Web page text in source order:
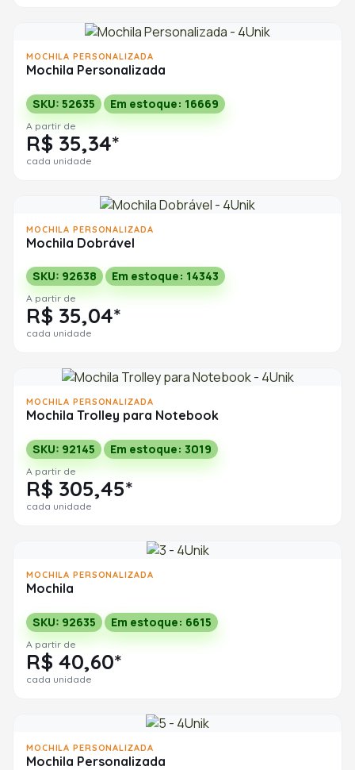
MOCHILA PERSONALIZADA
Mochila Personalizada
SKU: 52635 Em estoque: 16669
A partir de
R$ 35,34*
cada unidade
MOCHILA PERSONALIZADA
Mochila Dobrável
SKU: 92638 Em estoque: 14343
A partir de
R$ 35,04*
cada unidade
MOCHILA PERSONALIZADA
Mochila Trolley para Notebook
SKU: 92145 Em estoque: 3019
A partir de
R$ 305,45*
cada unidade
MOCHILA PERSONALIZADA
Mochila
SKU: 92635 Em estoque: 6615
A partir de
R$ 40,60*
cada unidade
MOCHILA PERSONALIZADA
Mochila Personalizada